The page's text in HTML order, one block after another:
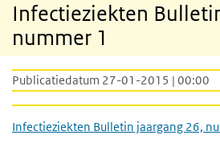
Infectieziekten
nummer 1
Publicatiedatum 27-01-2015 | 00:00
Infectieziekten Bulletin jaargang 26,